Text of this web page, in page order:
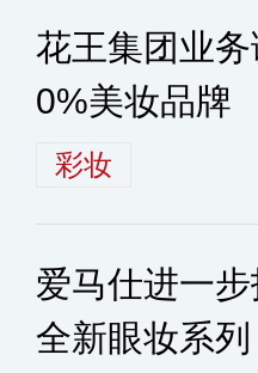
花王集团业
0%美妆品牌
彩妆
爱马仕进一
全新眼妆系列